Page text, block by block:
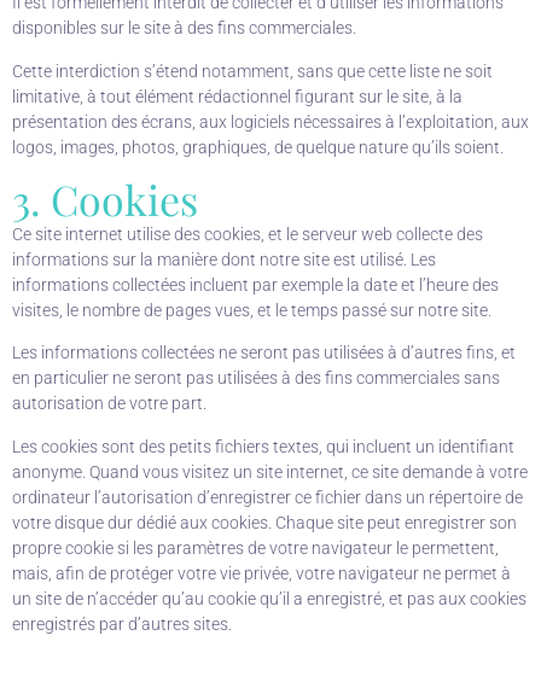
disponibles sur le site à des fins commerciales.
Cette interdiction s’étend notamment, sans que cette liste ne soit
limitative, à tout élément rédactionnel figurant sur le site, à la
présentation des écrans, aux logiciels nécessaires à l’exploitation, aux
logos, images, photos, graphiques, de quelque nature qu’ils soient.
3. Cookies
Ce site internet utilise des cookies, et le serveur web collecte des
informations sur la manière dont notre site est utilisé. Les
informations collectées incluent par exemple la date et l’heure des
visites, le nombre de pages vues, et le temps passé sur notre site.
Les informations collectées ne seront pas utilisées à d’autres fins, et
en particulier ne seront pas utilisées à des fins commerciales sans
autorisation de votre part.
Les cookies sont des petits fichiers textes, qui incluent un identifiant
anonyme. Quand vous visitez un site internet, ce site demande à votre
ordinateur l’autorisation d’enregistrer ce fichier dans un répertoire de
votre disque dur dédié aux cookies. Chaque site peut enregistrer son
propre cookie si les paramètres de votre navigateur le permettent,
mais, afin de protéger votre vie privée, votre navigateur ne permet à
un site de n’accéder qu’au cookie qu’il a enregistré, et pas aux cookies
enregistrés par d’autres sites.